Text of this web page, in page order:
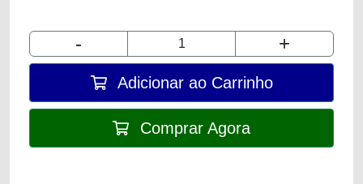
- +
Adicionar ao Carrinho
Comprar Agora